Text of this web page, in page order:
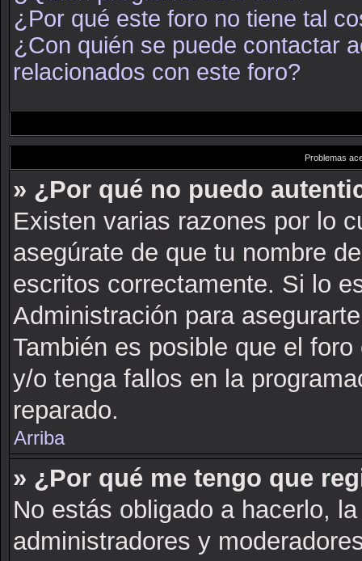
¿Por qué este foro no tiene tal
¿Con quién se puede contactar
relacionados con este foro?
Problemas
» ¿Por qué no puedo
Existen varias razones por lo
asegúrate de que tu nombre
escritos correctamente. Si lo
Administración para
También es posible que el
y/o tenga fallos en la
reparado.
Arriba
» ¿Por qué me tengo que
No estás obligado a hacerlo,
administradores y